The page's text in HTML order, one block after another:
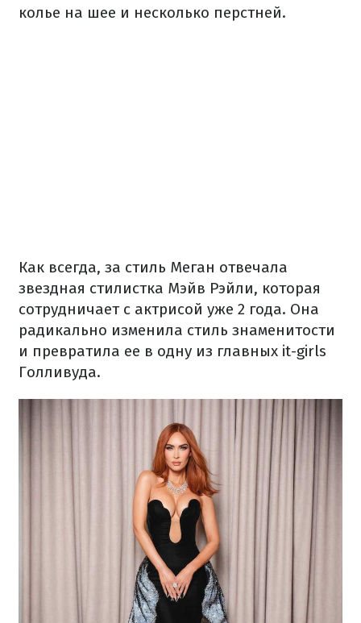
колье на шее и несколько перстней.
Как всегда, за стиль Меган отвечала
звездная стилистка Мэйв Рэйли, которая
сотрудничает с актрисой уже 2 года. Она
радикально изменила стиль знаменитости
и превратила ее в одну из главных it-girls
Голливуда.